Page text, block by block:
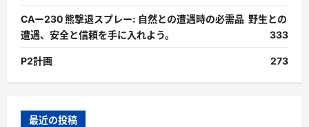
CAー230 熊撃退スプレー: 自然との遭遇時の必需品 野生との
遭遇、安全と信頼を手に入れよう。
333
P2計画 273
最近の投稿